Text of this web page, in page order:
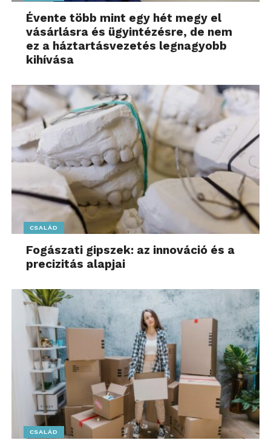
Évente több mint egy hét megy el
vásárlásra és ügyintézésre, de nem
ez a háztartásvezetés legnagyobb
kihívása
CSALÁD
Fogászati gipszek: az innováció és a
precizitás alapjai
CSALÁD